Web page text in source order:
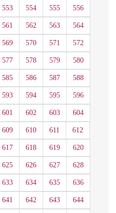
553 554 555 556
561 562 563 564
569 570 571 572
577 578 579 580
585 586 587 588
593 594 595 596
601 602 603 604
609 610 611 612
617 618 619 620
625 626 627 628
633 634 635 636
641 642 643 644